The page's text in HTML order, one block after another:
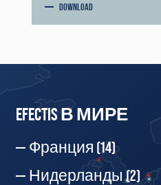
DOWNLOAD
EFECTIS В МИРЕ
Франция (14)
Нидерланды(2)